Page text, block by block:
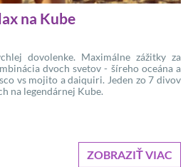
na Kube
dovolenke. Maximálne zážitky za
dvoch svetov - šíreho oceána a
vs mojito a daiquiri. Jeden zo 7 divov
na legendárnej Kube.
ZOBRAZIŤ VIAC